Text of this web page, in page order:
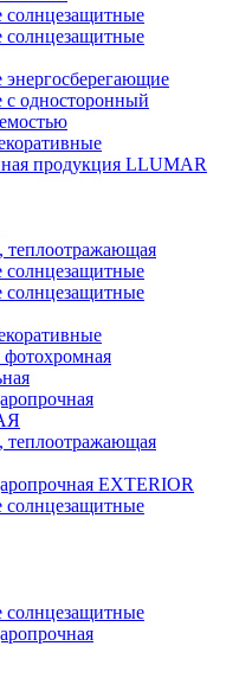
односторонный
продукция LLUMAR
теплоотражающая
теплоотражающая
EXTERIOR